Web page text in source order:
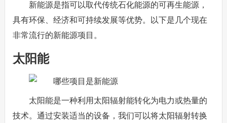
新能源是指可以取代传统石化能源的可再生能源，
具有环保、经济和可持续发展等优势。以下是几个现在
非常流行的新能源项目。
太阳能
太阳能是一种利用太阳辐射能转化为电力或热量的
技术。通过安装适当的设备，我们可以将太阳辐射转换